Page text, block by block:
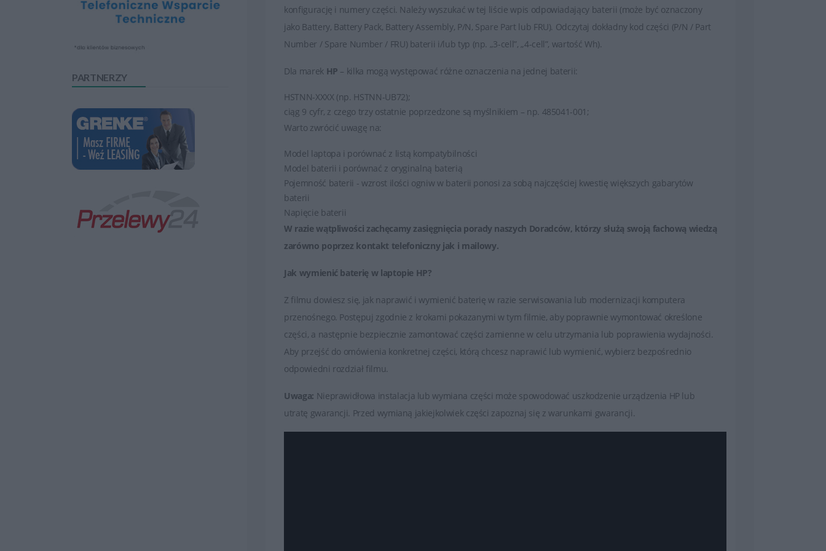
PARTNERZY
konfigurację i numery części. Należy wyszukać w tej liście wpis odpowiadający baterii (może być oznaczony
jako Battery, Battery Pack, Battery Assembly, P/N, Spare Part lub FRU). Odczytaj dokładny kod części (P/N / Part
Number / Spare Number / FRU) baterii i/lub typ (np. „3-cell”, „4-cell”, wartość Wh).
Dla marek HP – kilka mogą występować różne oznaczenia na jednej baterii:
HSTNN-XXXX (np. HSTNN-UB72);
ciąg 9 cyfr, z czego trzy ostatnie poprzedzone są myślnikiem – np. 485041-001;
Warto zwrócić uwagę na:
Model laptopa i porównać z listą kompatybilności
Model baterii i porównać z oryginalną baterią
Pojemność baterii - wzrost ilości ogniw w baterii ponosi za sobą najczęściej kwestię większych gabarytów
baterii
Napięcie baterii
W razie wątpliwości zachęcamy zasięgnięcia porady naszych Doradców, którzy służą swoją fachową wiedzą
zarówno poprzez kontakt telefoniczny jak i mailowy.
Jak wymienić baterię w laptopie HP?
Z filmu dowiesz się, jak naprawić i wymienić baterię w razie serwisowania lub modernizacji komputera
przenośnego. Postępuj zgodnie z krokami pokazanymi w tym filmie, aby poprawnie wymontować określone
części, a następnie bezpiecznie zamontować części zamienne w celu utrzymania lub poprawienia wydajności.
Aby przejść do omówienia konkretnej części, którą chcesz naprawić lub wymienić, wybierz bezpośrednio
odpowiedni rozdział filmu.
Uwaga: Nieprawidłowa instalacja lub wymiana części może spowodować uszkodzenie urządzenia HP lub
utratę gwarancji. Przed wymianą jakiejkolwiek części zapoznaj się z warunkami gwarancji.